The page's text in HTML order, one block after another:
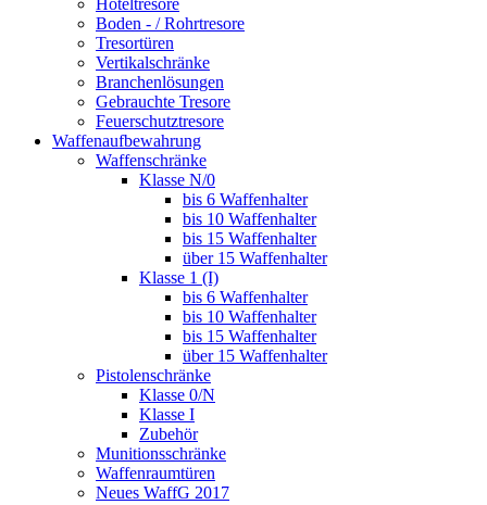
Hoteltresore
Boden - / Rohrtresore
Tresortüren
Vertikalschränke
Branchenlösungen
Gebrauchte Tresore
Feuerschutztresore
Waffenaufbewahrung
Waffenschränke
Klasse N/0
bis 6 Waffenhalter
bis 10 Waffenhalter
bis 15 Waffenhalter
über 15 Waffenhalter
Klasse 1 (I)
bis 6 Waffenhalter
bis 10 Waffenhalter
bis 15 Waffenhalter
über 15 Waffenhalter
Pistolenschränke
Klasse 0/N
Klasse I
Zubehör
Munitionsschränke
Waffenraumtüren
Neues WaffG 2017